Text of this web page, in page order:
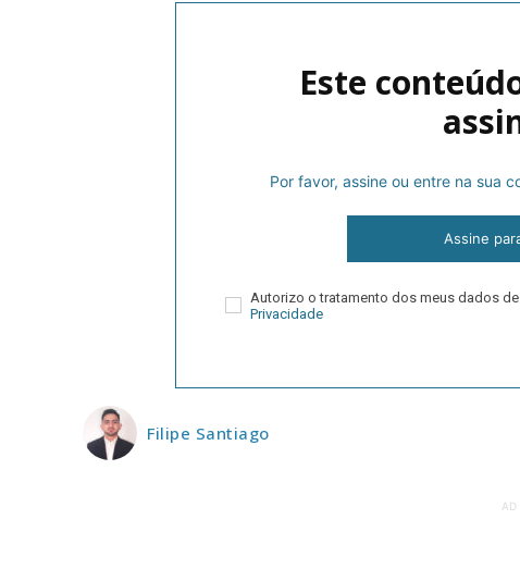
Faça-se
Este
Por favor, assine ou entre na sua
Assine
Autorizo o tratamento dos meus dados
Privacidade
Filipe Santiago
AD